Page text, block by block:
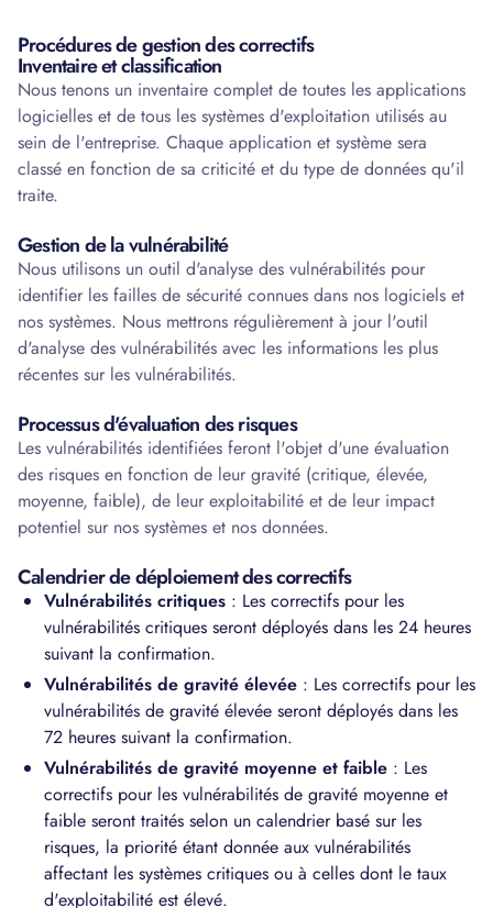
Procédures de gestion des correctifs
Inventaire et classification
Nous tenons un inventaire complet de toutes les applications
logicielles et de tous les systèmes d'exploitation utilisés au
sein de l'entreprise. Chaque application et système sera
classé en fonction de sa criticité et du type de données qu'il
traite.
Gestion de la vulnérabilité
Nous utilisons un outil d'analyse des vulnérabilités pour
identifier les failles de sécurité connues dans nos logiciels et
nos systèmes. Nous mettrons régulièrement à jour l'outil
d'analyse des vulnérabilités avec les informations les plus
récentes sur les vulnérabilités.
Processus d'évaluation des risques
Les vulnérabilités identifiées feront l'objet d'une évaluation
des risques en fonction de leur gravité (critique, élevée,
moyenne, faible), de leur exploitabilité et de leur impact
potentiel sur nos systèmes et nos données.
Calendrier de déploiement des correctifs
Vulnérabilités critiques : Les correctifs pour les
vulnérabilités critiques seront déployés dans les 24 heures
suivant la confirmation.
Vulnérabilités de gravité élevée : Les correctifs pour les
vulnérabilités de gravité élevée seront déployés dans les
72 heures suivant la confirmation.
Vulnérabilités de gravité moyenne et faible : Les
correctifs pour les vulnérabilités de gravité moyenne et
faible seront traités selon un calendrier basé sur les
risques, la priorité étant donnée aux vulnérabilités
affectant les systèmes critiques ou à celles dont le taux
d'exploitabilité est élevé.